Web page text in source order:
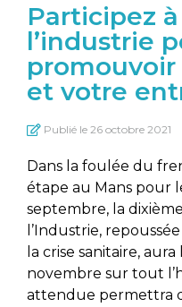
Participez
l’industrie
et votre
Publié le 26 octobre 2021
Dans la foulée du
étape au Mans pour
septembre, la
l’Industrie,
la crise sanitaire,
novembre sur tout
attendue permettra